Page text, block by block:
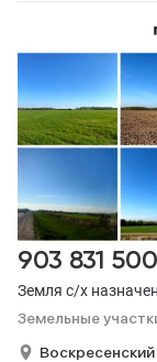
Земля с/х
Земельные
903 831 500
Воскресенский